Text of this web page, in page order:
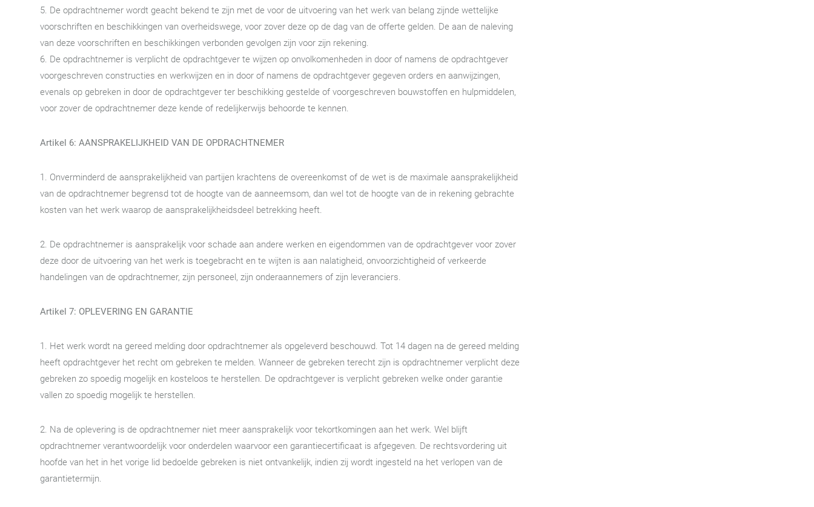
5. De opdrachtnemer wordt geacht bekend te zijn met de voor de uitvoering van het werk van belang zijnde wettelijke
voorschriften en beschikkingen van overheidswege, voor zover deze op de dag van de offerte gelden. De aan de naleving
van deze voorschriften en beschikkingen verbonden gevolgen zijn voor zijn rekening.
6. De opdrachtnemer is verplicht de opdrachtgever te wijzen op onvolkomenheden in door of namens de opdrachtgever
voorgeschreven constructies en werkwijzen en in door of namens de opdrachtgever gegeven orders en aanwijzingen,
evenals op gebreken in door de opdrachtgever ter beschikking gestelde of voorgeschreven bouwstoffen en hulpmiddelen,
voor zover de opdrachtnemer deze kende of redelijkerwijs behoorde te kennen.
Artikel 6: AANSPRAKELIJKHEID VAN DE OPDRACHTNEMER
1. Onverminderd de aansprakelijkheid van partijen krachtens de overeenkomst of de wet is de maximale aansprakelijkheid
van de opdrachtnemer begrensd tot de hoogte van de aanneemsom, dan wel tot de hoogte van de in rekening gebrachte
kosten van het werk waarop de aansprakelijkheidsdeel betrekking heeft.
2. De opdrachtnemer is aansprakelijk voor schade aan andere werken en eigendommen van de opdrachtgever voor zover
deze door de uitvoering van het werk is toegebracht en te wijten is aan nalatigheid, onvoorzichtigheid of verkeerde
handelingen van de opdrachtnemer, zijn personeel, zijn onderaannemers of zijn leveranciers.
Artikel 7: OPLEVERING EN GARANTIE
1. Het werk wordt na gereed melding door opdrachtnemer als opgeleverd beschouwd. Tot 14 dagen na de gereed melding
heeft opdrachtgever het recht om gebreken te melden. Wanneer de gebreken terecht zijn is opdrachtnemer verplicht deze
gebreken zo spoedig mogelijk en kosteloos te herstellen. De opdrachtgever is verplicht gebreken welke onder garantie
vallen zo spoedig mogelijk te herstellen.
2. Na de oplevering is de opdrachtnemer niet meer aansprakelijk voor tekortkomingen aan het werk. Wel blijft
opdrachtnemer verantwoordelijk voor onderdelen waarvoor een garantiecertificaat is afgegeven. De rechtsvordering uit
hoofde van het in het vorige lid bedoelde gebreken is niet ontvankelijk, indien zij wordt ingesteld na het verlopen van de
garantietermijn.